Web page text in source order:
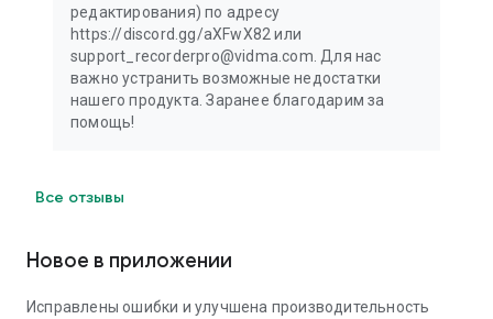
редактирования) по адресу
https://discord.gg/aXFwX82 или
support_recorderpro@vidma.com. Для нас
важно устранить возможные недостатки
нашего продукта. Заранее благодарим за
помощь!
Все отзывы
Новое в приложении
Исправлены ошибки и улучшена производительность